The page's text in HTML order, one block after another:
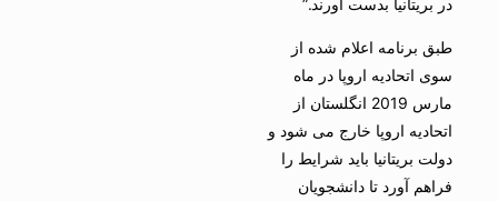
طبق برنامه اعلام شده از
سوی اتحادیه اروپا در ماه
مارس 2019 انگلستان از
اتحادیه اروپا خارج می شود و
دولت بریتانیا باید شرایط را
فراهم آورد تا دانشجویان